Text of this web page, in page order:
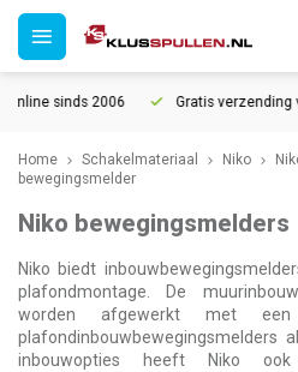
Gratis verzending vanaf € 150
Home Schakelmateriaal Niko
bewegingsmelder
Niko bewegingsmelders
Niko biedt
plafondmontage. De
worden afgewerkt met
plafondinbouwbewegingsmelders
inbouwopties heeft Niko ook